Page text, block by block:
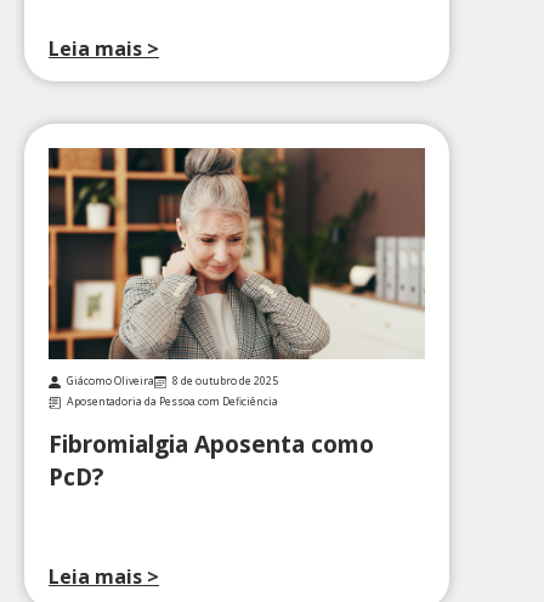
Leia mais >
Giácomo Oliveira
8 de outubro de 2025
Aposentadoria da Pessoa com Deficiência
Fibromialgia Aposenta como
PcD?
Leia mais >